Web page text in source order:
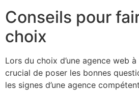
Conseils pour
choix
Lors du choix d’une agence web
crucial de poser les bonnes
les signes d’une agence